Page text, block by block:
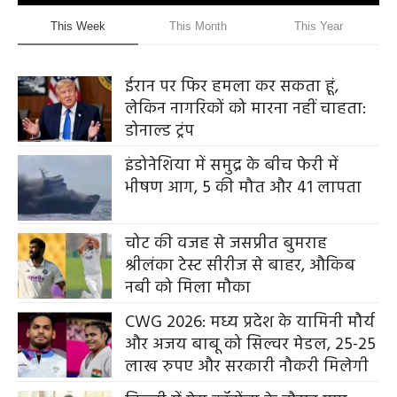
This Week This Month This Year
ईरान पर फिर हमला कर सकता हूं,
लेकिन नागरिकों को मारना नहीं चाहता:
डोनाल्ड ट्रंप
इंडोनेशिया में समुद्र के बीच फेरी में
भीषण आग, 5 की मौत और 41 लापता
चोट की वजह से जसप्रीत बुमराह
श्रीलंका टेस्ट सीरीज से बाहर, औकिब
नबी को मिला मौका
CWG 2026: मध्य प्रदेश के यामिनी मौर्य
और अजय बाबू को सिल्वर मेडल, 25-25
लाख रुपए और सरकारी नौकरी मिलेगी